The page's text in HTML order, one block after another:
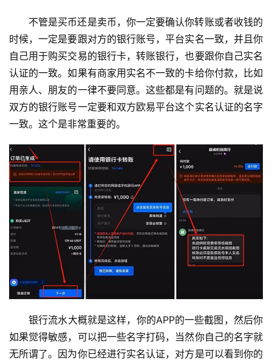
不管是买币还是卖币，你一定要确认你转账或者收钱的
时候，一定是要跟对方的银行账号，平台实名一致，并且你
自己用于购买交易的银行卡，转账银行，也要跟你自己实名
认证的一致。如果有商家用实名不一致的卡给你付款，比如
用亲人、朋友的一律不要同意。这些都是有问题的。就是说
双方的银行账号一定要和双方欧易平台这个实名认证的名字
一致。这个是非常重要的。
银行流水大概就是这样，你的APP的一些截图，然后你
如果觉得敏感，可以把一些名字打码，当然你自己的名字就
无所谓了。因为你已经进行实名认证，对方是可以看到你的